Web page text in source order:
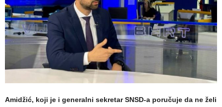
Amidžić, koji je i generalni sekretar SNSD-a poručuje da ne želi